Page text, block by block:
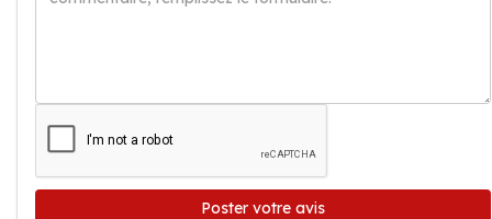
Poster votre avis